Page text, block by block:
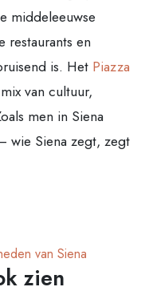
middeleeuwse
restaurants en
is. Het Piazza
van cultuur,
men in Siena
wie Siena zegt, zegt
van Siena
zien